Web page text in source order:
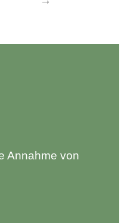
Annahme von